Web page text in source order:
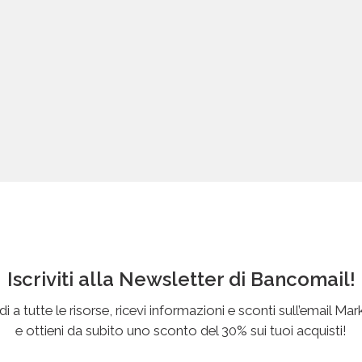
Iscriviti alla Newsletter di Bancomail!
a tutte le risorse, ricevi informazioni e sconti sull’email
e ottieni da subito uno sconto del 30% sui tuoi acquisti!